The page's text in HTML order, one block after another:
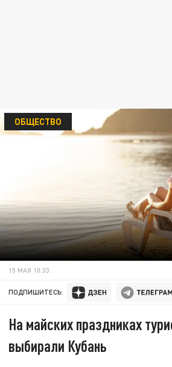
ОБЩЕСТВО
15 МАЯ 10:33
ПОДПИШИТЕСЬ:
На майских праздниках
выбирали Кубань